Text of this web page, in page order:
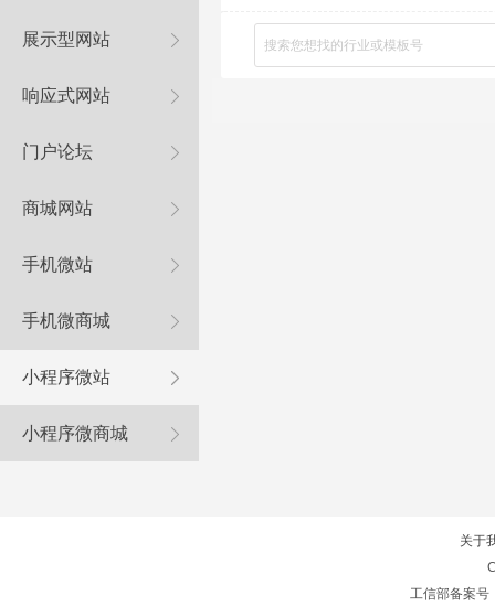
展示型网站
响应式网站
门户论坛
商城网站
手机微站
手机微商城
小程序微站
小程序微商城
关于
工信部备案号